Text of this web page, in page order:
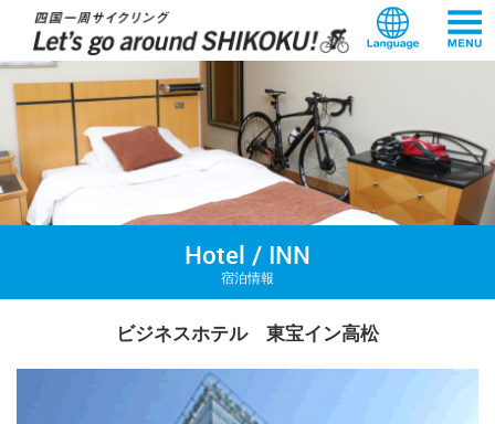
キ
Hotel / INN
宿泊情報
ビジネスホテル 東宝イン高松